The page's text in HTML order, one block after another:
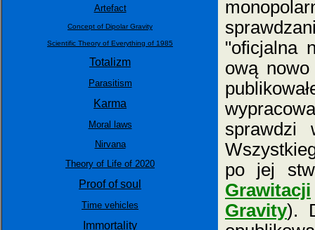
Artefact
Concept of Dipolar Gravity
Scientific Theory of Everything of 1985
Totalizm
Parasitism
Karma
Moral laws
Nirvana
Theory of Life of 2020
Proof of soul
Time vehicles
Immortality
"oficjalna
ową nowo
sprawdzi
po jej
Grawitacji
Gravity).